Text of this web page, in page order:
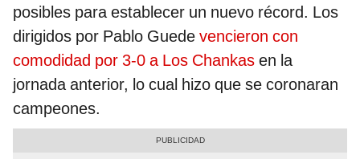
posibles para establecer un nuevo récord. Los
dirigidos por Pablo Guede vencieron con
comodidad por 3-0 a Los Chankas en la
jornada anterior, lo cual hizo que se coronaran
campeones.